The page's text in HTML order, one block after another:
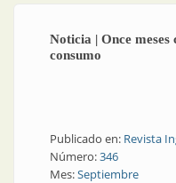
Noticia | Once meses
consumo
Publicado en: Revista
Número:346
Mes:Septiembre